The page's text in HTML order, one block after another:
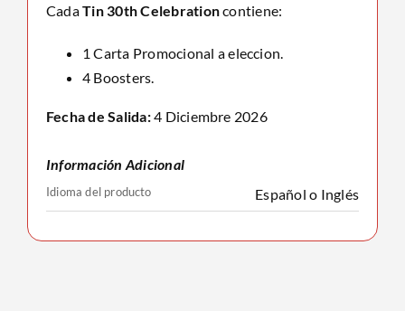
CadaTin 30th Celebrationcontiene:
1 Carta Promocional a eleccion.
4 Boosters.
Fecha de Salida:4 Diciembre 2026
Información Adicional
Idioma del producto Español o Inglés